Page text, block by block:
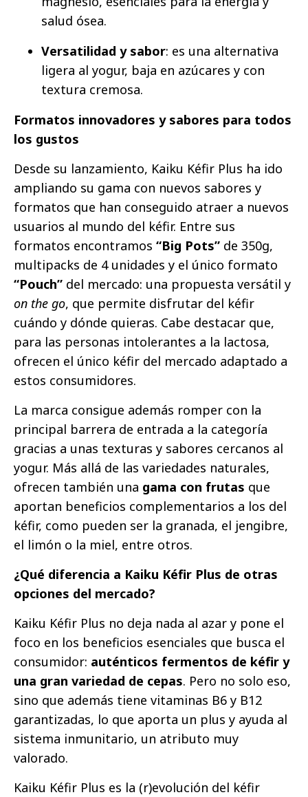
salud ósea.
Versatilidad y sabor: es una alternativa
ligera al yogur, baja en azúcares y con
textura cremosa.
Formatos innovadores y sabores para todos
los gustos
Desde su lanzamiento, Kaiku Kéfir Plus ha ido
ampliando su gama con nuevos sabores y
formatos que han conseguido atraer a nuevos
usuarios al mundo del kéfir. Entre sus
formatos encontramos “Big Pots” de 350g,
multipacks de 4 unidades y el único formato
“Pouch” del mercado: una propuesta versátil y
on the go, que permite disfrutar del kéfir
cuándo y dónde quieras. Cabe destacar que,
para las personas intolerantes a la lactosa,
ofrecen el único kéfir del mercado adaptado a
estos consumidores.
La marca consigue además romper con la
principal barrera de entrada a la categoría
gracias a unas texturas y sabores cercanos al
yogur. Más allá de las variedades naturales,
ofrecen también una gama con frutas que
aportan beneficios complementarios a los del
kéfir, como pueden ser la granada, el jengibre,
el limón o la miel, entre otros.
¿Qué diferencia a Kaiku Kéfir Plus de otras
opciones del mercado?
Kaiku Kéfir Plus no deja nada al azar y pone el
foco en los beneficios esenciales que busca el
consumidor: auténticos fermentos de kéfir y
una gran variedad de cepas. Pero no solo eso,
sino que además tiene vitaminas B6 y B12
garantizadas, lo que aporta un plus y ayuda al
sistema inmunitario, un atributo muy
valorado.
Kaiku Kéfir Plus es la (r)evolución del kéfir